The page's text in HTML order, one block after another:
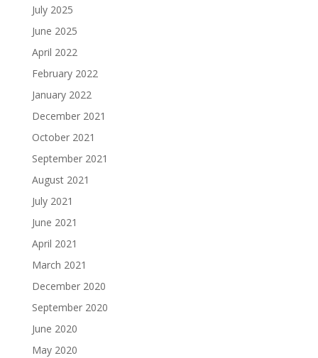
July 2025
June 2025
April 2022
February 2022
January 2022
December 2021
October 2021
September 2021
August 2021
July 2021
June 2021
April 2021
March 2021
December 2020
September 2020
June 2020
May 2020